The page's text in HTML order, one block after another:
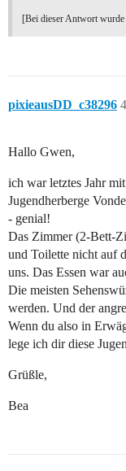
[Bei dieser Antwort wurde
pixieausDD_c38296 4
Hallo Gwen,
ich war letztes Jahr
Jugendherberge
- genial!
Das Zimmer (2-Bett-
und Toilette nicht auf
uns. Das Essen war
Die meisten
werden. Und der
Wenn du also in
lege ich dir diese
Grüßle,
Bea